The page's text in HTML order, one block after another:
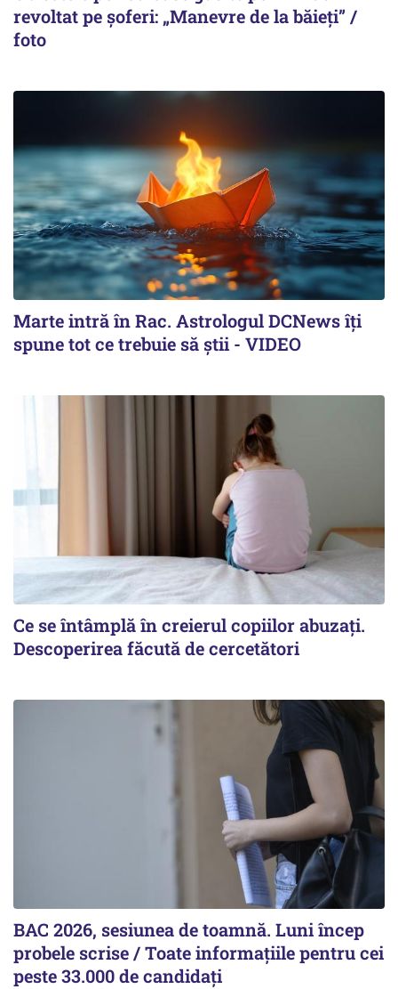
revoltat pe șoferi: „Manevre de la băieți” /
foto
Marte intră în Rac. Astrologul DCNews îți
spune tot ce trebuie să știi - VIDEO
Ce se întâmplă în creierul copiilor abuzați.
Descoperirea făcută de cercetători
BAC 2026, sesiunea de toamnă. Luni încep
probele scrise / Toate informațiile pentru cei
peste 33.000 de candidați